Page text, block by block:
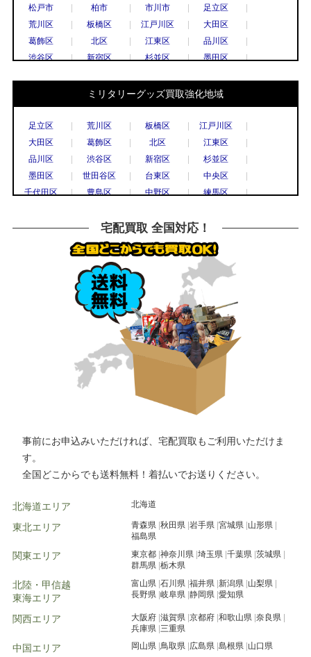
松戸市
柏市 市川市
足立区
荒川区
板橋区 江戸川区
大田区
葛飾区
北区 江東区
品川区
渋谷区
新宿区 杉並区
墨田区
中野区 練馬区
文京区
港区
目黒区 国立市
小金井市
国分寺市
小平市 立川市
調布市
西東京市
八王子市 東村山市
日野市
府中市
三鷹市 武蔵野市
上尾市
春日部市
久喜市 熊谷市
越谷市
秩父市
所沢市 戸田市
新座市
鎌倉市 川崎市
相模原市
横須賀市 横浜市
宇都宮市
高崎市 前橋市
古河市
水戸市
ミリタリーグッズ買取強化地域
足立区 荒川区 板橋区
江戸川区
大田区
葛飾区 北区
江東区
品川区
渋谷区 新宿区
杉並区
墨田区
世田谷区 台東区
中央区
千代田区
豊島区 中野区
練馬区
横浜市
川崎市 川口市
越谷市
戸田市 さいたま市
所沢市
市川市 柏市
松戸市
高崎市 小山市
宅配買取 全国対応！
事前にお申込みいただければ、宅配買取もご利用いただけま
す。
全国どこからでも送料無料！着払いでお送りください。
北海道エリア 北海道
東北エリア 青森県 秋田県 岩手県 宮城県 山形県
福島県
関東エリア 東京都 神奈川県 埼玉県 千葉県 茨城県
群馬県 栃木県
北陸・甲信越
東海エリア
富山県 石川県 福井県 新潟県 山梨県
長野県 岐阜県 静岡県 愛知県
関西エリア 大阪府 滋賀県 京都府 和歌山県 奈良県
兵庫県 三重県
中国エリア 岡山県 鳥取県 広島県 島根県 山口県